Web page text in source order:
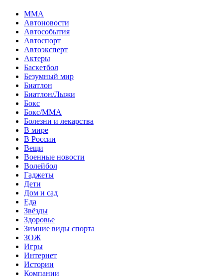
MMA
Автоновости
Автособытия
Автоспорт
Автоэксперт
Актеры
Баскетбол
Безумный мир
Биатлон
Биатлон/Лыжи
Бокс
Бокс/MMA
Болезни и лекарства
В мире
В России
Вещи
Военные новости
Волейбол
Гаджеты
Дети
Дом и сад
Еда
Звёзды
Здоровье
Зимние виды спорта
ЗОЖ
Игры
Интернет
Истории
Компании